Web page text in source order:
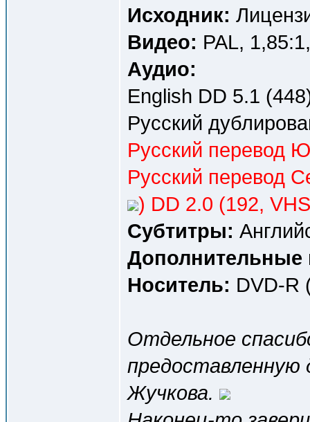
Исходник:
Видео: PAL,
Аудио:
English DD 5.1
Русский
Русский перевод
Русский перевод
) DD 2.0 (192,
Субтитры:
Дополнительные
Носитель: DVD-R
Отдельное
предоставленную
Жучкова.